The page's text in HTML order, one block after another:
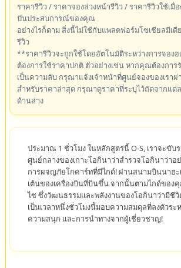
ราคารีวิว / ราคาจองล่วงหน้ารีวิว / ราคารีวิวใช้เ
ปันประสบการณ์ของคุณ
อย่างไรก็ตาม สิ่งนี้ไม่ใช้กับแพลตฟอร์มโซเชียลมีเ
รีวิว
**ราคารีวิวจะถูกใช้โดยอัตโนมัติระหว่างการจอง
ต้องการใช้ราคาปกติ ตัวอย่างเช่น หากคุณต้องกา
เป็นความลับ กรุณาแจ้งเจ้าหน้าที่ศูนย์จองของเรา
สำหรับราคาล่าสุด กรุณาดูราคาที่ระบุไว้ถัดจากแต่
ด้านล่าง
ประมาณ 1 ชั่วโมง ในหลักสูตรนี้ O-S, เราจะขับ
ศูนย์กลางของเกาะโอกินาว่าสำรวจโอกินาว่าอ
การผจญภัยโกคาร์ทที่มีไกด์! ผ่านสนามบินนาฮ
เต้นของเครื่องบินที่บินขึ้น จากนั้นตามไกด์ของ
ไซ ซึ่งวัฒนธรรมและพลังงานของโอกินาว่ามีชีวิ
เป็นเวลาหนึ่งชั่วโมงนี้มอบความสมดุลที่ลงตัวระ
ความสนุก และการนำทางจากผู้เชี่ยวชาญ!